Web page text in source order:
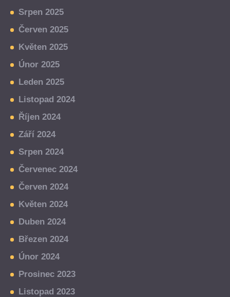
Srpen 2025
Červen 2025
Květen 2025
Únor 2025
Leden 2025
Listopad 2024
Říjen 2024
Září 2024
Srpen 2024
Červenec 2024
Červen 2024
Květen 2024
Duben 2024
Březen 2024
Únor 2024
Prosinec 2023
Listopad 2023